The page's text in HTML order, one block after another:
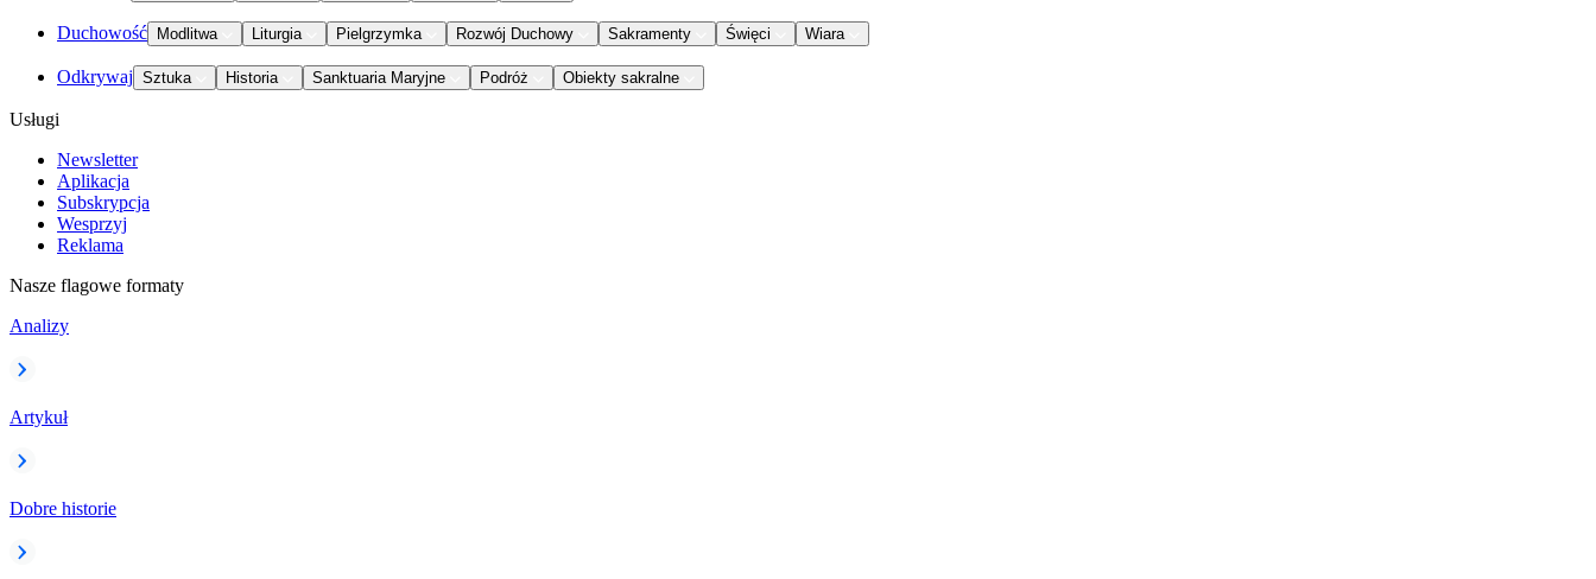
Duchowość Modlitwa Liturgia Pielgrzymka Rozwój Duchowy Sakramenty Święci Wiara
Odkrywaj Sztuka Historia Sanktuaria Maryjne Podróż Obiekty sakralne
Usługi
Newsletter
Aplikacja
Subskrypcja
Wesprzyj
Reklama
Nasze flagowe formaty
Analizy
Artykuł
Dobre historie